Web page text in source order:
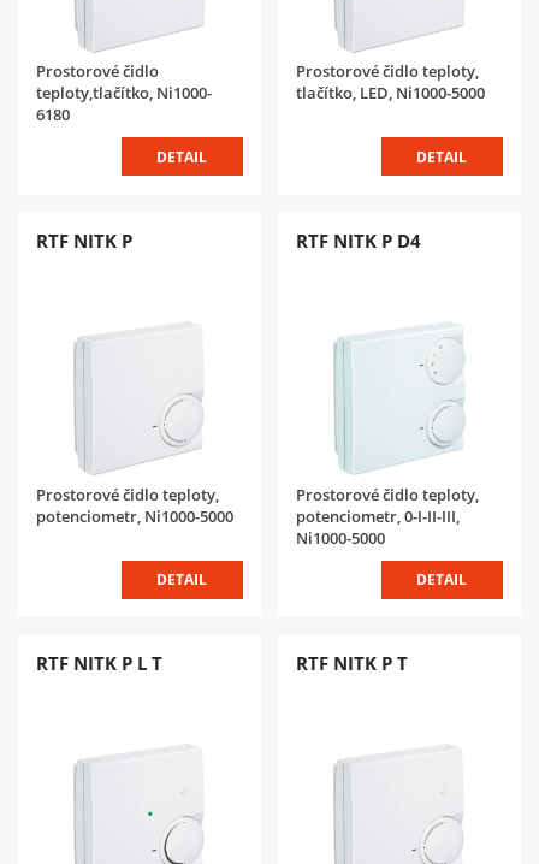
Prostorové čidlo
teploty,tlačítko, Ni1000-
6180
DETAIL
Prostorové čidlo teploty,
tlačítko, LED, Ni1000-5000
DETAIL
RTF NITK P
Prostorové čidlo teploty,
potenciometr, Ni1000-5000
DETAIL
RTF NITK P D4
Prostorové čidlo teploty,
potenciometr, 0-I-II-III,
Ni1000-5000
DETAIL
RTF NITK P L T RTF NITK P T